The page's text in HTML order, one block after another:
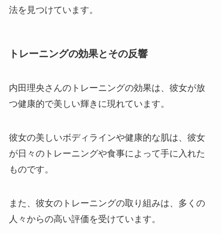
法を見つけています。
トレーニングの効果とその反響
内田理央さんのトレーニングの効果は、彼女が放
つ健康的で美しい輝きに現れています。
彼女の美しいボディラインや健康的な肌は、彼女
が日々のトレーニングや食事によって手に入れた
ものです。
また、彼女のトレーニングの取り組みは、多くの
人々からの高い評価を受けています。